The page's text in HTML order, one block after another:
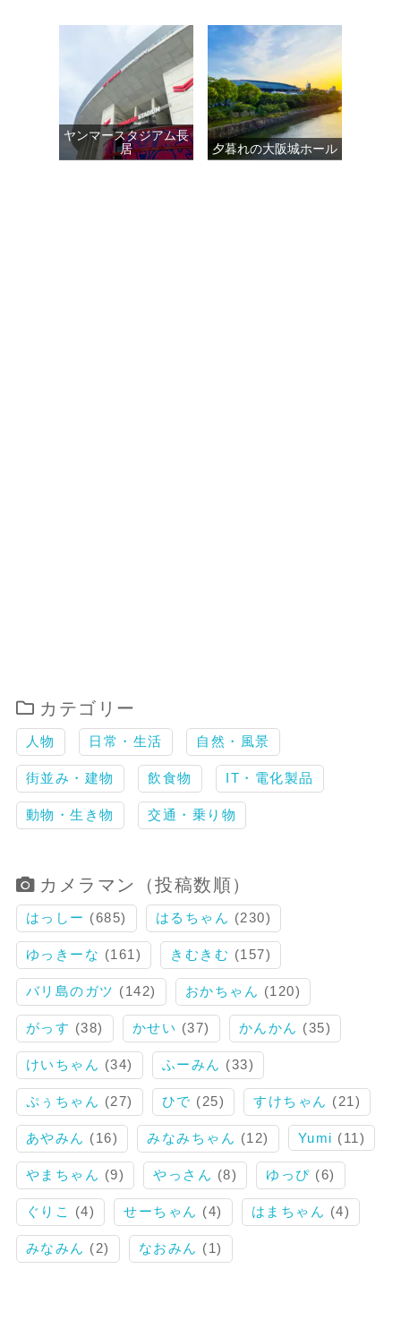
ヤンマースタジアム長
居
夕暮れの大阪城ホール
カテゴリー
人物 日常・生活 自然・風景
街並み・建物 飲食物 IT・電化製品
動物・生き物 交通・乗り物
カメラマン（投稿数順）
はっしー (685) はるちゃん (230)
ゆっきーな (161) きむきむ (157)
バリ島のガツ (142) おかちゃん (120)
がっす (38) かせい (37) かんかん (35)
けいちゃん (34) ふーみん (33)
ぷぅちゃん (27) ひで (25) すけちゃん (21)
あやみん (16) みなみちゃん (12) Yumi (11)
やまちゃん (9) やっさん (8) ゆっぴ (6)
ぐりこ (4) せーちゃん (4) はまちゃん (4)
みなみん (2) なおみん (1)